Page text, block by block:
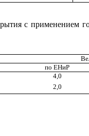
с применением
по ЕНиР
4,0
2,0